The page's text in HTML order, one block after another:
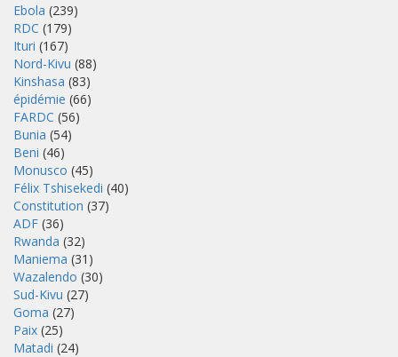
Ebola (239)
RDC (179)
Ituri (167)
Nord-Kivu (88)
Kinshasa (83)
épidémie (66)
FARDC (56)
Bunia (54)
Beni (46)
Monusco (45)
Félix Tshisekedi (40)
Constitution (37)
ADF (36)
Rwanda (32)
Maniema (31)
Wazalendo (30)
Sud-Kivu (27)
Goma (27)
Paix (25)
Matadi (24)